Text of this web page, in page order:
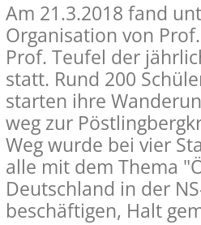
Am 21.3.2018 fand
Organisation von
Prof. Teufel der
statt. Rund 200
starten ihre
weg zur
Weg wurde bei vier
alle mit dem Thema
Deutschland in der
beschäftigen, Halt